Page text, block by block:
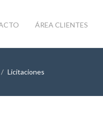
ÁREA CLIENTES
Licitaciones